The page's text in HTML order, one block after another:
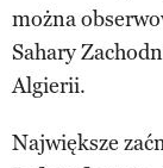
można
Sahary
Algierii.
Największe